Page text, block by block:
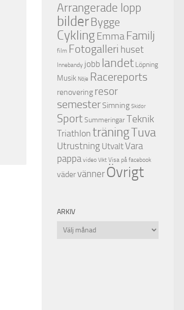
Arrangerade lopp
bilderBygge
CyklingEmma Familj
film Fotogalleri huset
Innebandy jobb landet Löpning
Musik Nöje Racereports
renovering resor
semester Simning Skidor
SportSummeringarTeknik
TriathlonträningTuva
Utrustning UtvaltVara
pappa video Vikt Visa på facebook
vädervännerÖvrigt
ARKIV
Arkiv